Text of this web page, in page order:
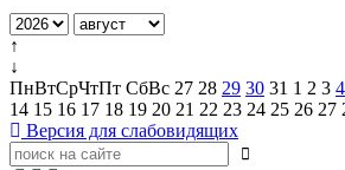
↑
↓
ПнВтСрЧтПт СбВс 27 28 29 30 31 1 2 3 4
14 15 16 17 18 19 20 21 22 23 24 25 26 27
Версия для слабовидящих